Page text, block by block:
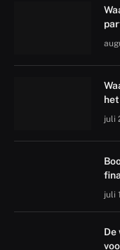
juli
juli
De